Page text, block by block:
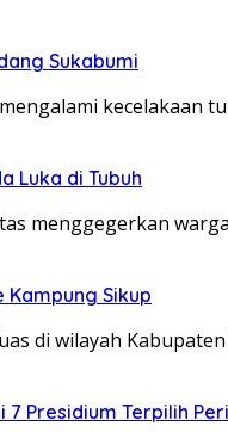
Sukabumi
kecelakaan
Luka di Tubuh
menggegerkan
Kampung Sikup
di wilayah
Presidium Terpilih